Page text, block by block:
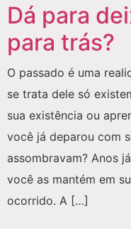
Dá para
para trás?
O passado é uma
se trata dele só
sua existência ou
você já deparou com
assombravam? Anos
você as mantém em
ocorrido. A […]